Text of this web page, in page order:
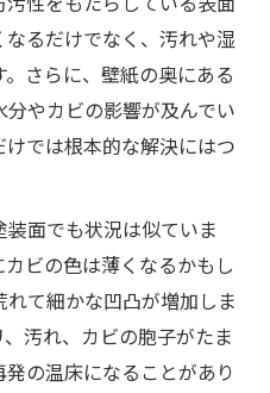
るだけでなく、汚れや湿
さらに、壁紙の奥にある
やカビの影響が及んでい
では根本的な解決にはつ
面でも状況は似ていま
ビの色は薄くなるかもし
て細かな凹凸が増加しま
汚れ、カビの胞子がたま
の温床になることがあり